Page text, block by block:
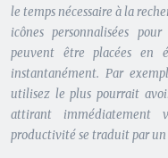
le temps nécessaire à la
icônes personnalisées
peuvent être placées en
instantanément. Par
utilisez le plus pourrait
attirant immédiatement
productivité se traduit par un